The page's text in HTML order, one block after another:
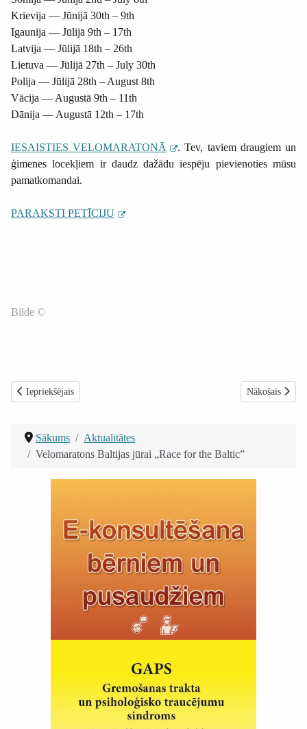
Krievija — Jūnijā 30th – 9th
Igaunija — Jūlijā 9th – 17th
Latvija — Jūlijā 18th – 26th
Lietuva — Jūlijā 27th – July 30th
Polija — Jūlijā 28th – August 8th
Vācija — Augustā 9th – 11th
Dānija — Augustā 12th – 17th
IESAISTIES VELOMARATONĀ
. Tev, taviem draugiem un
ģimenes locekļiem ir daudz dažādu iespēju pievienoties mūsu
pamatkomandai.
PARAKSTI PETĪCIJU
Bilde ©
Iepriekšējais raksts: JMĢK Ligzdiņa: Mākslas terapijas nodarbības
Iepriekšējais Nākamais
Nākošais
Sākums
Aktualitātes
Velomaratons Baltijas jūrai „Race for the Baltic”